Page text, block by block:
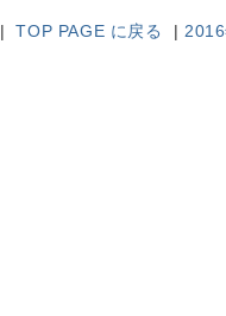
|TOP PAGE に戻る |